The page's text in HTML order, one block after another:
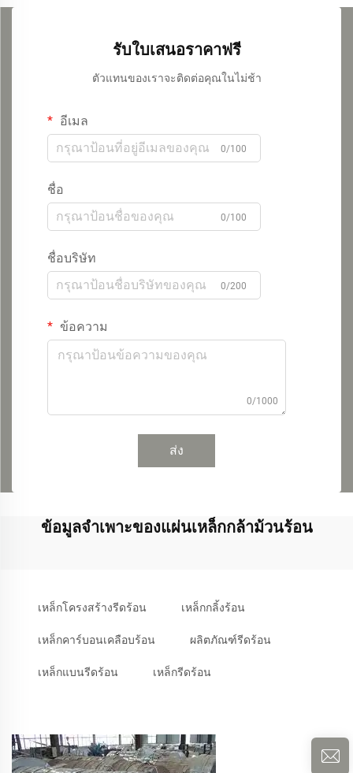
รับใบเสนอราคาฟรี
ตัวแทนของเราจะติดต่อคุณในไม่ช้า
อีเมล
0/100
ชื่อ
0/100
ชื่อบริษัท
0/200
ข้อความ
0/1000
ส่ง
ข้อมูลจำเพาะของแผ่นเหล็กกล้าม้วนร้อน
เหล็กโครงสร้างรีดร้อน เหล็กกลิ้งร้อน
เหล็กคาร์บอนเคลือบร้อน ผลิตภัณฑ์รีดร้อน
เหล็กแบนรีดร้อน เหล็กรีดร้อน